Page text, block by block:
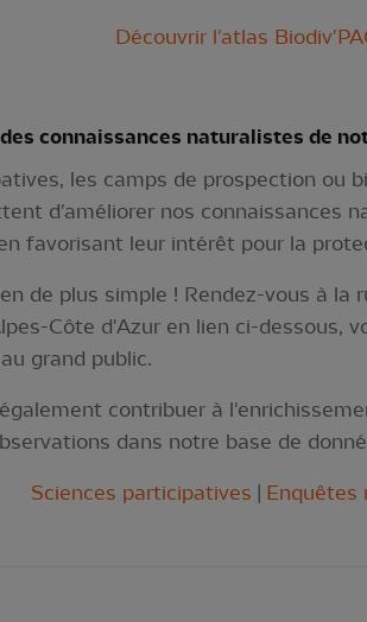
Découvrir l'atlas
connaissances naturalistes de
les camps de prospection ou
d'améliorer nos connaissances
favorisant leur intérêt pour la
de plus simple ! Rendez-vous à la
Côte d'Azur en lien ci-dessous,
grand public.
contribuer à
dans notre base de
Sciences participatives Enquêtes